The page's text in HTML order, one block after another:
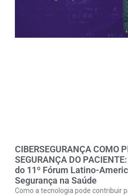
CIBERSEGURANÇA COMO
SEGURANÇA DO
do 11º Fórum Latino-
Segurança na Saúde
Como a tecnologia pode contribuir